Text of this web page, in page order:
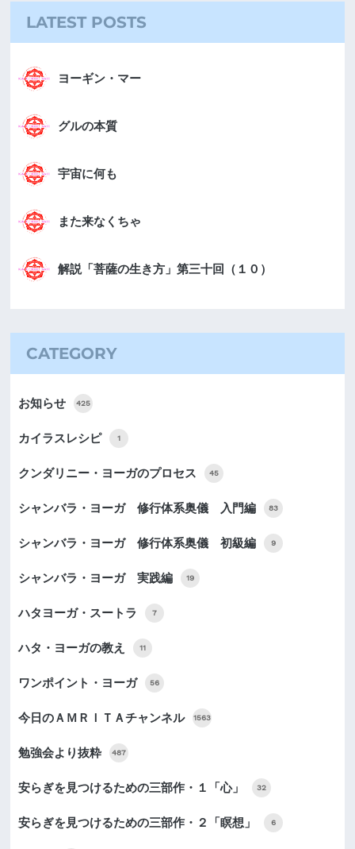
LATEST POSTS
ヨーギン・マー
グルの本質
宇宙に何も
また来なくちゃ
解説「菩薩の生き方」第三十回（１０）
CATEGORY
お知らせ 425
カイラスレシピ 1
クンダリニー・ヨーガのプロセス 45
シャンバラ・ヨーガ 修行体系奥儀 入門編 83
シャンバラ・ヨーガ 修行体系奥儀 初級編 9
シャンバラ・ヨーガ 実践編 19
ハタヨーガ・スートラ 7
ハタ・ヨーガの教え 11
ワンポイント・ヨーガ 56
今日のＡＭＲＩＴＡチャンネル 1563
勉強会より抜粋 487
安らぎを見つけるための三部作・１「心」 32
安らぎを見つけるための三部作・２「瞑想」 6